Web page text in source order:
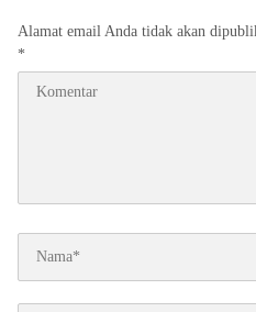
Alamat email Anda tidak akan
*